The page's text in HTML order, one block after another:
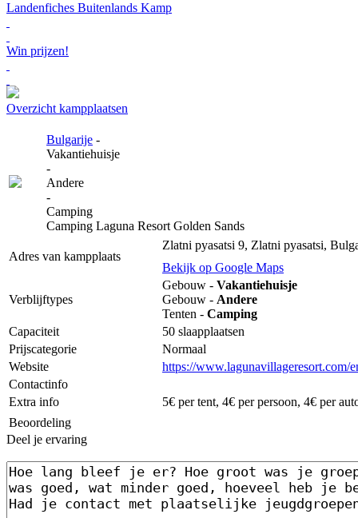
Landenfiches Buitenlands Kamp
Win prijzen!
Overzicht kampplaatsen
Bulgarije -
Vakantiehuisje
-
Andere
-
Camping
Camping Laguna Resort Golden Sands
Adres van kampplaats
Zlatni pyasatsi 9, Zlatni pyasatsi,
Bekijk op Google Maps
Verblijftypes
Gebouw - Vakantiehuisje
Gebouw - Andere
Tenten - Camping
Capaciteit
50 slaapplaatsen
Prijscategorie
Normaal
Website
https://www.lagunavillageresort.com/
Contactinfo
Extra info
5€ per tent, 4€ per persoon, 4€ per
Beoordeling
Deel je ervaring